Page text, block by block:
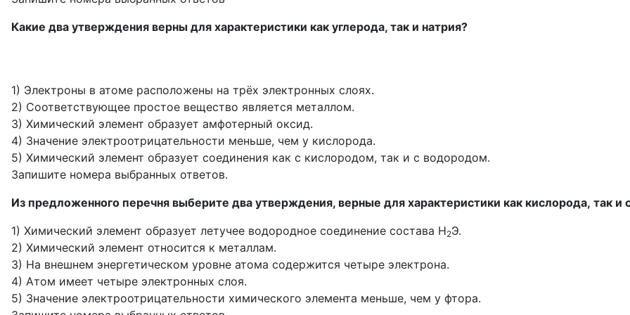
Какие два утверждения верны для характеристики как углерода, так и натрия?
1) Электроны в атоме расположены на трёх электронных слоях.
2) Соответствующее простое вещество является металлом.
3) Химический элемент образует амфотерный оксид.
4) Значение электроотрицательности меньше, чем у кислорода.
5) Химический элемент образует соединения как с кислородом, так и с водородом.
Запишите номера выбранных ответов.
Из предложенного перечня выберите два утверждения, верные для характеристики как кислорода, так и
1) Химический элемент образует летучее водородное соединение состава Н2Э.
2) Химический элемент относится к металлам.
3) На внешнем энергетическом уровне атома содержится четыре электрона.
4) Атом имеет четыре электронных слоя.
5) Значение электроотрицательности химического элемента меньше, чем у фтора.